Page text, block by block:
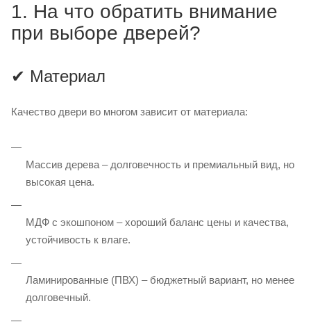
1. На что обратить внимание
при выборе дверей?
✔ Материал
Качество двери во многом зависит от материала:
Массив дерева – долговечность и премиальный вид, но
высокая цена.
МДФ с экошпоном – хороший баланс цены и качества,
устойчивость к влаге.
Ламинированные (ПВХ) – бюджетный вариант, но менее
долговечный.